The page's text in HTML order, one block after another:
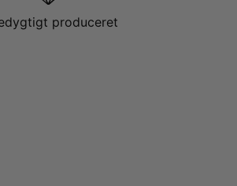
produceret